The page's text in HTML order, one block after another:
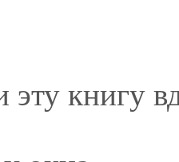
книгу